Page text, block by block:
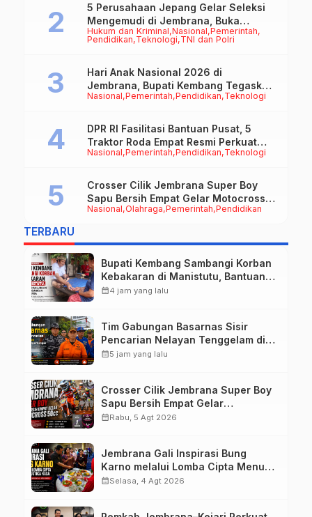
Hukum dan Kriminal Nasional Pemerintah
Pendidikan Teknologi TNI dan Polri
5 Perusahaan Jepang Gelar Seleksi
Mengemudi di Jembrana, Buka
Peluang Kerja bagi Calon PMI
Nasional Pemerintah Pendidikan Teknologi
Hari Anak Nasional 2026 di
Jembrana, Bupati Kembang Tegaskan
Pentingnya Karakter dan Budaya di
Nasional Pemerintah Pendidikan Teknologi
DPR RI Fasilitasi Bantuan Pusat, 5
Traktor Roda Empat Resmi Perkuat
Mekanisasi Pertanian Jembrana
Nasional Olahraga Pemerintah Pendidikan
Crosser Cilik Jembrana Super Boy
Sapu Bersih Empat Gelar Motocross
50cc
TERBARU
Bupati Kembang Sambangi Korban
Kebakaran di Manistutu, Bantuan
Disalurkan untuk Ringankan Beban
calendar_month4 jam yang lalu
Tim Gabungan Basarnas Sisir
Pencarian Nelayan Tenggelam di
Perairan Pantai Pengambengan
calendar_month5 jam yang lalu
Crosser Cilik Jembrana Super Boy
Sapu Bersih Empat Gelar
Motocross 50cc
calendar_monthRabu, 5 Agt 2026
Jembrana Gali Inspirasi Bung
Karno melalui Lomba Cipta Menu
Mustika Rasa
calendar_monthSelasa, 4 Agt 2026